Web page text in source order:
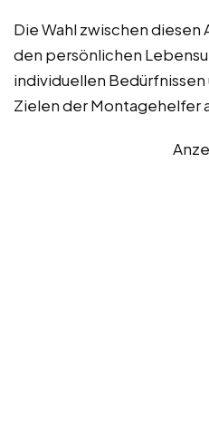
Die Wahl zwischen
den persönlichen
individuellen
Zielen der Montagehelfer